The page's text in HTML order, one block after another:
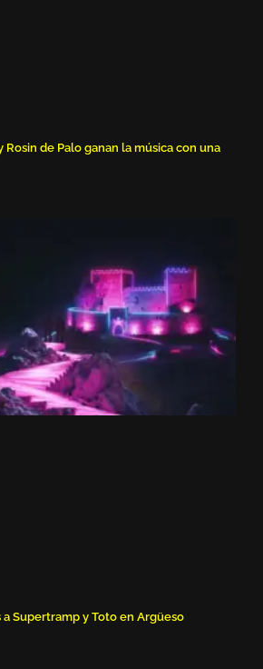
Rosin de Palo ganan la música con una
Supertramp y Toto en Argüeso